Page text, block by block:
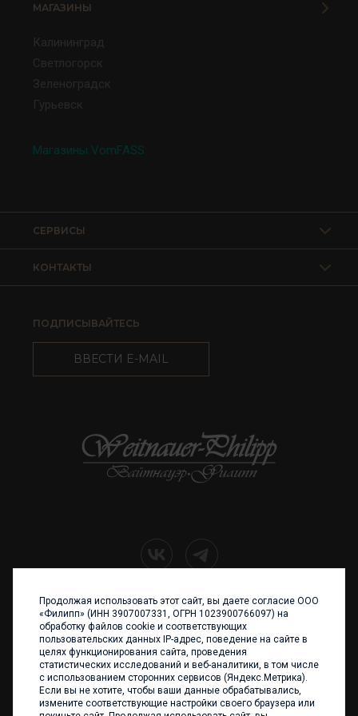
МАГАЗИНЫ
Калининград
Светлогорск
Зеленоградск
Гурьевск
Магазины VomFASS
КОНТАКТЫ
СЕРВИСЫ
ПОДПИСЫВАЙТЕСЬ
ВВЕСТИ E-MAIL
+7 (4012) 960 898
236017 Калининград,
ул. Каштановая аллея, 47
Телефон: +7 4012 960 898,
+7 4012 960 856
Написать нам
Продолжая использовать этот сайт, вы даете согласие ООО
«Филипп» (ИНН 3907007331, ОГРН 1023900766097) на
обработку файлов cookie и соответствующих
пользовательских данных IP-адрес, поведение на сайте в
целях функционирования сайта, проведения
статистических исследований и веб-аналитики, в том числе
с использованием сторонних сервисов (Яндекс.Метрика).
Если вы не хотите, чтобы ваши данные обрабатывались,
измените соответствующие настройки своего браузера или